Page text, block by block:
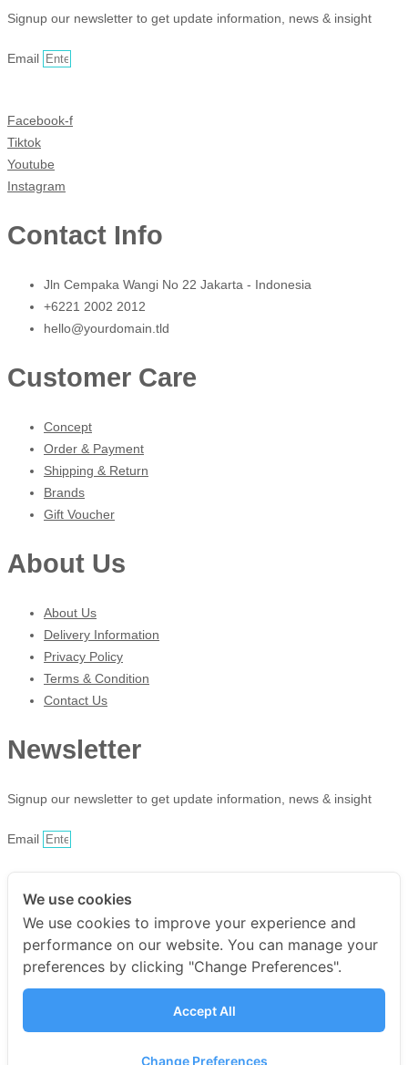
Signup our newsletter to get update information, news & insight
Email
Facebook-f
Tiktok
Youtube
Instagram
Contact Info
Jln Cempaka Wangi No 22 Jakarta - Indonesia
+6221 2002 2012
hello@yourdomain.tld
Customer Care
Concept
Order & Payment
Shipping & Return
Brands
Gift Voucher
About Us
About Us
Delivery Information
Privacy Policy
Terms & Condition
Contact Us
Newsletter
Signup our newsletter to get update information, news & insight
Email
Facebook-f
Twitter
Youtube
Instagram
Copyright © 2025 haii mart, All
rights reserved. Present by
We use cookies
We use cookies to improve your experience and
performance on our website. You can manage your
preferences by clicking "Change Preferences".
Accept All
Change Preferences